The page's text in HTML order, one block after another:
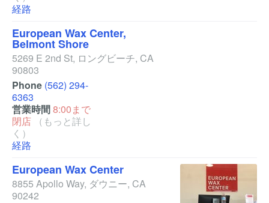
経路
European Wax Center,
Belmont Shore
5269 E 2nd St, ロングビーチ, CA
90803
Phone (562) 294-
6363
営業時間8:00まで
閉店
（もっと詳し
く）
経路
European Wax Center
8855 Apollo Way, ダウニー, CA
90242